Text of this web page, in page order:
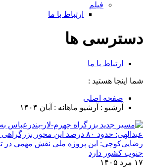
فیلم
ارتباط با ما
دسترسی ها
ارتباط با ما
شما اینجا هستید :
صفحه اصلی
آرشیو : آرشیو ماهانه : آبان ۱۴۰۴
۱۷ مرد ۱۴۰۵